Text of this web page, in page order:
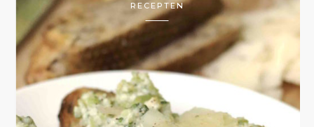
RECEPTEN